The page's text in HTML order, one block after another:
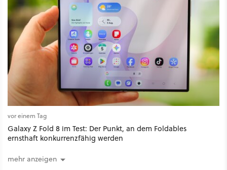
vor einem Tag
Galaxy Z Fold 8 im Test: Der Punkt, an dem Foldables
ernsthaft konkurrenzfähig werden
mehr anzeigen